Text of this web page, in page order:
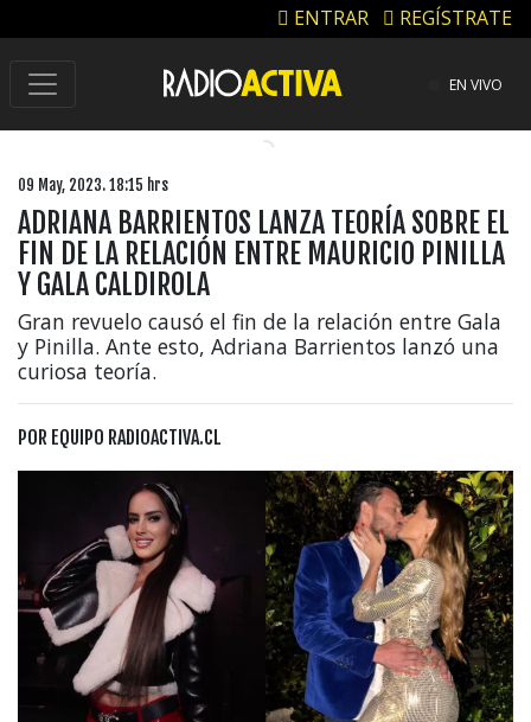
ENTRAR REGÍSTRATE
EN VIVO
09 May, 2023. 18:15 hrs
ADRIANA BARRIENTOS LANZA TEORÍA SOBRE EL
FIN DE LA RELACIÓN ENTRE MAURICIO PINILLA
Y GALA CALDIROLA
Gran revuelo causó el fin de la relación entre Gala
y Pinilla. Ante esto, Adriana Barrientos lanzó una
curiosa teoría.
POR EQUIPO RADIOACTIVA.CL